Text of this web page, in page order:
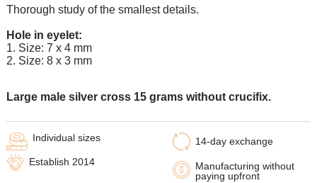
Any pendant can be supplemented with an eyelet of the
Thorough study of the smallest details.
Hole in eyelet:
1. Size: 7 х 4 mm
2. Size: 8 х 3 mm
Large male silver cross 15 grams without crucifix.
14-day exchange
Manufacturing without
paying upfront
Individual sizes
Establish 2014